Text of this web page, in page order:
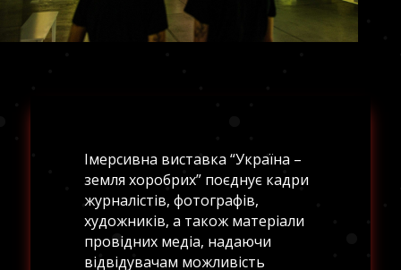
Імерсивна виставка “Україна –
земля хоробрих” поєднує кадри
журналістів, фотографів,
художників, а також матеріали
провідних медіа, надаючи
відвідувачам можливість